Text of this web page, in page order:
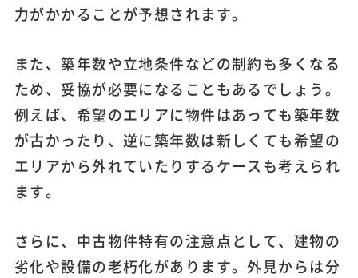
力がかかることが予想されます。
また、築年数や立地条件などの制約も多くなる
ため、妥協が必要になることもあるでしょう。
例えば、希望のエリアに物件はあっても築年数
が古かったり、逆に築年数は新しくても希望の
エリアから外れていたりするケースも考えられ
ます。
さらに、中古物件特有の注意点として、建物の
劣化や設備の老朽化があります。外見からは分